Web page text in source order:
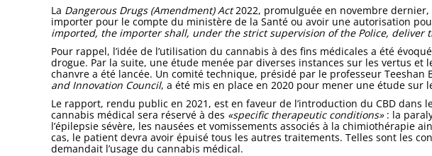
La Dangerous Drugs (Amendment) Act2022, promulguée en novembre
importer pour le compte du ministère de la Santé ou avoir une autorisation
imported, the importer shall, under the strict supervision of the Police, deliver
Pour rappel, l’idée de l’utilisation du cannabis à des fins médicales a été
drogue. Par la suite, une étude menée par diverses instances sur les vertus
chanvre a été lancée. Un comité technique, présidé par le professeur Teeshan
and Innovation Council, a été mis en place en 2020 pour mener une étude sur
Le rapport, rendu public en 2021, est en faveur de l’introduction du CBD dans
cannabis médical sera réservé à des «specific therapeutic conditions»: la
l’épilepsie sévère, les nausées et vomissements associés à la chimiothérapie
cas, le patient devra avoir épuisé tous les autres traitements. Telles sont les
demandait l’usage du cannabis médical.